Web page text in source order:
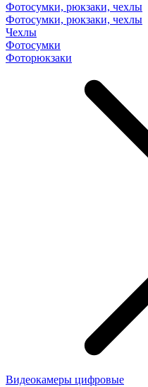
Фотосумки, рюкзаки, чехлы
Фотосумки, рюкзаки, чехлы
Чехлы
Фотосумки
Фоторюкзаки
Видеокамеры цифровые